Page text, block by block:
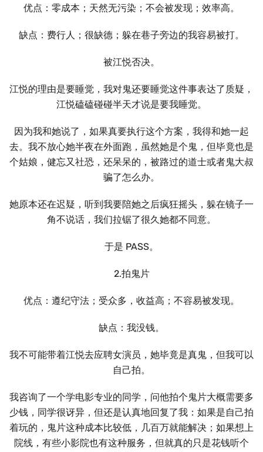
优点：零成本；天然无污染；不会被发现；效率高。
缺点：费行人；很缺德；躲在巷子旁边的我容易被打。
被江悦否决。
江悦的理由是要睡觉，我对鬼还要睡觉这件事表达了质疑，
江悦磕磕碰碰半天才说是要我睡觉。
因为我和她说了，如果真要执行这个方案，我得和她一起
去。我不放心她半夜在外面跑，虽然她是个鬼，但毕竟也是
个姑娘，健忘又社恐，还呆呆的，被路过的道士或者鬼大叔
骗了怎么办。
她原本还在迟疑，听到我要陪她之后疯狂摇头，躲在镜子一
角不说话，我们拉锯了很久她都不同意。
于是 PASS。
2.拍鬼片
优点：遵纪守法；受众多，收益高；不容易被发现。
缺点：我没钱。
我不可能带着江悦去应聘女演员，她毕竟是真鬼，但我可以
自己拍。
我咨询了一个学电影专业的同学，问他拍个鬼片大概需要多
少钱，同学很讶异，但还是认真地回复了我：如果是自己拍
着玩的，鬼片这种成本比较低，几百万就能解决；如果想上
院线，有些小影院也有这种服务，但就真的只是花钱听个